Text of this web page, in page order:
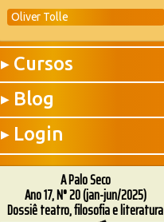
Oliver Tolle
▶ Cursos
▶ Blog
▶ Login
A Palo Seco
Ano 17, N° 20 (jan-jun/2025)
Dossiê teatro, filosofia e literatura